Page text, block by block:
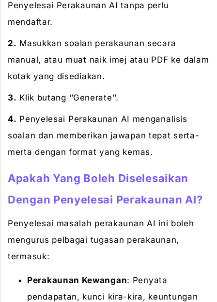
Penyelesai Perakaunan AI tanpa perlu
mendaftar.
2. Masukkan soalan perakaunan secara
manual, atau muat naik imej atau PDF ke dalam
kotak yang disediakan.
3. Klik butang ‘’Generate’’.
4. Penyelesai Perakaunan AI menganalisis
soalan dan memberikan jawapan tepat serta-
merta dengan format yang kemas.
Apakah Yang Boleh Diselesaikan
Dengan Penyelesai Perakaunan AI?
Penyelesai masalah perakaunan AI ini boleh
mengurus pelbagai tugasan perakaunan,
termasuk:
Perakaunan Kewangan: Penyata
pendapatan, kunci kira-kira, keuntungan